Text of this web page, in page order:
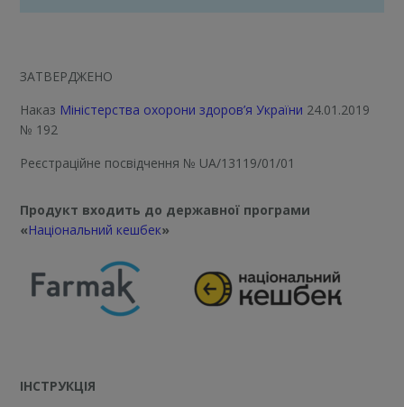
ЗАТВЕРДЖЕНО
Наказ Міністерства охорони здоров’я України 24.01.2019
№ 192
Реєстраційне посвідчення № UA/13119/01/01
Продукт входить до державної програми
«Національний кешбек»
ІНСТРУКЦІЯ